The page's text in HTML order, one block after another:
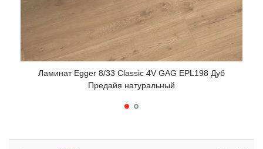
Ламинат Egger 8/33 Classic 4V GAG EPL198 Дуб
Предайя натуральный